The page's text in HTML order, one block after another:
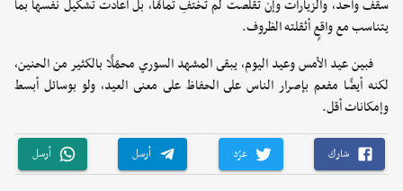
سقف واحد، والزيارات وإن تقلّصت لم تختفِ تمامًا، بل أعادت تشكيل نفسها بما
يتناسب مع واقعٍ أثقلته الظروف.
فبين عيد الأمس وعيد اليوم، يبقى المشهد السوري محمّلًا بالكثير من الحنين،
لكنه أيضًا مفعم بإصرار الناس على الحفاظ على معنى العيد، ولو بوسائل أبسط
وإمكانات أقل.
شارك غرّد أرسل أرسل